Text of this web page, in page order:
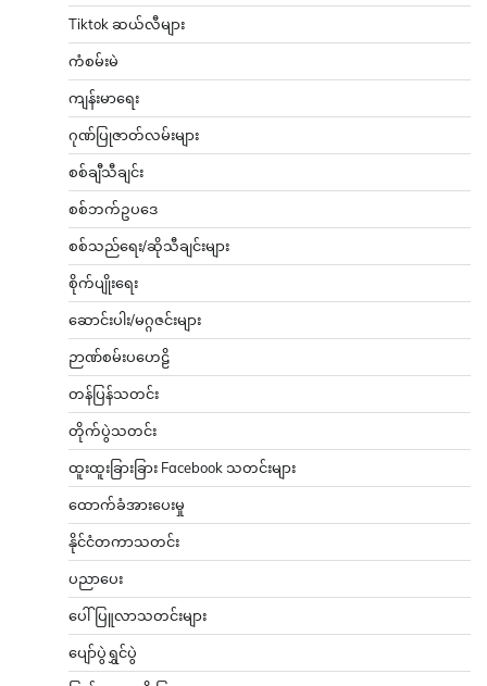
Tiktok ဆယ်လီများ
ကံစမ်းမဲ
ကျန်းမာရေး
ဂုဏ်ပြုဇာတ်လမ်းများ
စစ်ချီသီချင်း
စစ်ဘက်ဥပဒေ
စစ်သည်ရေး/ဆိုသီချင်းများ
စိုက်ပျိုးရေး
ဆောင်းပါး/မဂ္ဂဇင်းများ
ဉာဏ်စမ်းပဟေဠိ
တန်ပြန်သတင်း
တိုက်ပွဲသတင်း
ထူးထူးခြားခြား Facebook သတင်းများ
ထောက်ခံအားပေးမှု
နိုင်ငံတကာသတင်း
ပညာပေး
ပေါ်ပြူလာသတင်းများ
ပျော်ပွဲရွှင်ပွဲ